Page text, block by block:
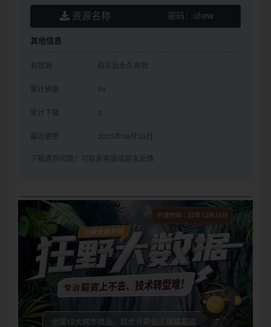
资源名称 密码： uhew
其他信息
有效期 购买后永久有效
累计销量 94
累计下载 2
最近更新 2025年08月30日
下载遇到问题？可联系客服或留言反馈